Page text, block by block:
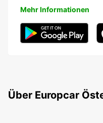
Mehr Informationen
Über Europcar